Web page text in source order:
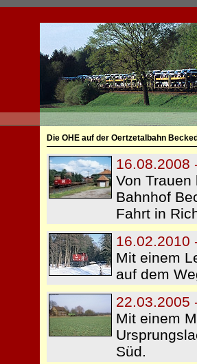
Die OHE auf der Oertzetalbahn
16.08.2008
Von
Bahnhof
Fahrt in
16.02.2010
Mit einem
auf dem
22.03.2005
Mit einem
Süd.